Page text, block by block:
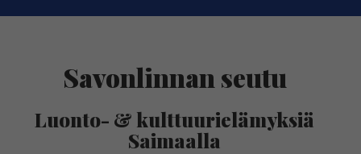
Savonlinnan seutu
Luonto- & kulttuurielämyksiä
Saimaalla